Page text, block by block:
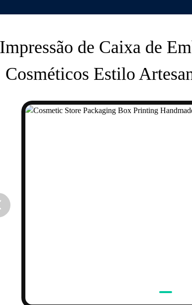
Impressão de Caixa de
Cosméticos Estilo